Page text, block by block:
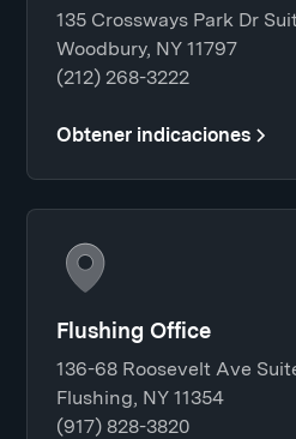
135 Crossways Park Dr
Woodbury, NY 11797
(212) 268-3222
Obtener indicaciones
Flushing Office
136-68 Roosevelt Ave
Flushing, NY 11354
(917) 828-3820